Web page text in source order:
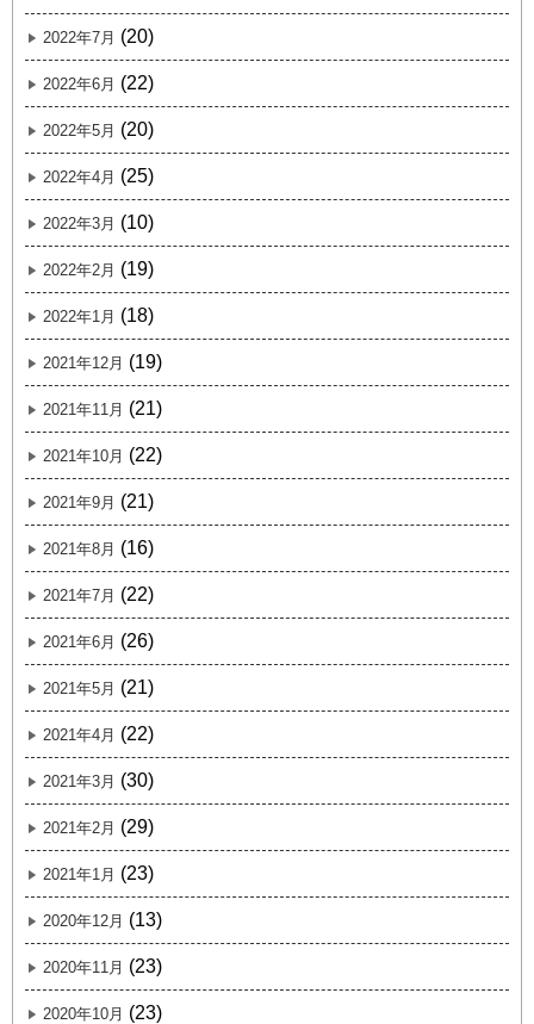
2022年7月 (20)
2022年6月 (22)
2022年5月 (20)
2022年4月 (25)
2022年3月 (10)
2022年2月 (19)
2022年1月 (18)
2021年12月 (19)
2021年11月 (21)
2021年10月 (22)
2021年9月 (21)
2021年8月 (16)
2021年7月 (22)
2021年6月 (26)
2021年5月 (21)
2021年4月 (22)
2021年3月 (30)
2021年2月 (29)
2021年1月 (23)
2020年12月 (13)
2020年11月 (23)
2020年10月 (23)